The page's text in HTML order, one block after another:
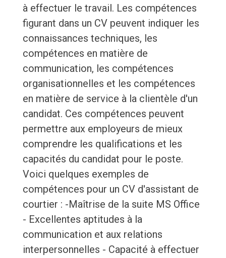
à effectuer le travail. Les compétences
figurant dans un CV peuvent indiquer les
connaissances techniques, les
compétences en matière de
communication, les compétences
organisationnelles et les compétences
en matière de service à la clientèle d'un
candidat. Ces compétences peuvent
permettre aux employeurs de mieux
comprendre les qualifications et les
capacités du candidat pour le poste.
Voici quelques exemples de
compétences pour un CV d'assistant de
courtier : -Maîtrise de la suite MS Office
- Excellentes aptitudes à la
communication et aux relations
interpersonnelles - Capacité à effectuer